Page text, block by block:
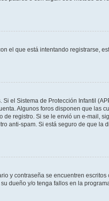
el que está intentando registrarse,
el Sistema de Protección Infantil
Algunos foros disponen que las
registro. Si se le envió un e-mail,
anti-spam. Si está seguro de que
y contraseña se encuentren
dueño y/o tenga fallos en la